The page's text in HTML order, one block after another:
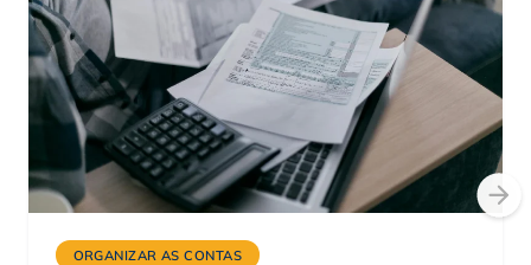
ORGANIZAR AS CONTAS